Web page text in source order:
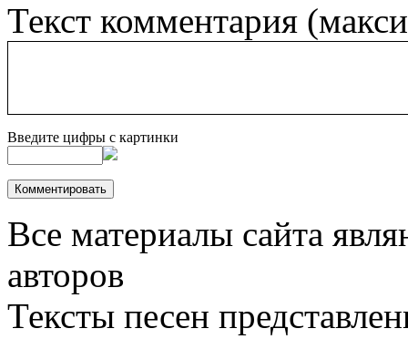
Текст комментария
Введите цифры с картинки
Все материалы сайта
авторов
Тексты песен